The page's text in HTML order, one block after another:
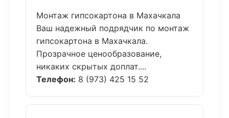
Монтаж гипсокартона в Махачкала
Ваш надежный подрядчик по монтаж
гипсокартона в Махачкала.
Прозрачное ценообразование,
никаких скрытых доплат....
Телефон: 8 (973) 425 15 52